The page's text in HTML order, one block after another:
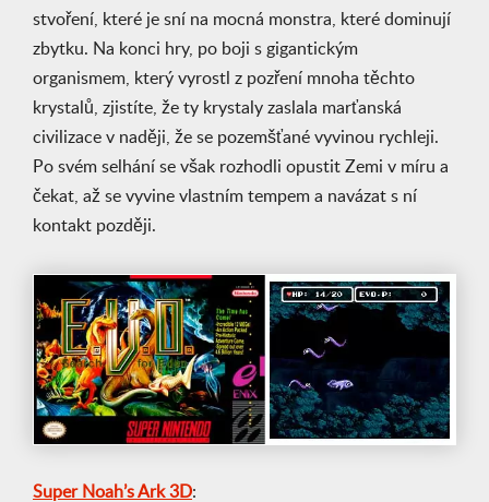
stvoření, které je sní na mocná monstra, které dominují
zbytku. Na konci hry, po boji s gigantickým
organismem, který vyrostl z pozření mnoha těchto
krystalů, zjistíte, že ty krystaly zaslala marťanská
civilizace v naději, že se pozemšťané vyvinou rychleji.
Po svém selhání se však rozhodli opustit Zemi v míru a
čekat, až se vyvine vlastním tempem a navázat s ní
kontakt později.
Super Noah’s Ark 3D: